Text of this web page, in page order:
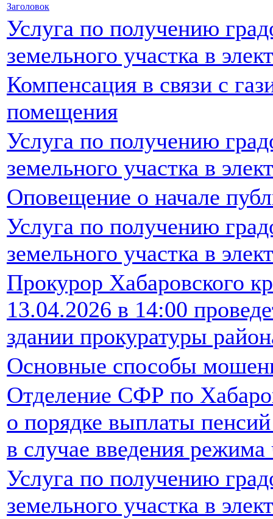
Заголовок
Услуга по получению
земельного участка в
Компенсация в связи с
помещения
Услуга по получению
земельного участка в
Оповещение о начале
Услуга по получению
земельного участка в
Прокурор Хабаровского
13.04.2026 в 14:00
здании прокуратуры
Основные способы
Отделение СФР по
о порядке выплаты
в случае введения
Услуга по получению
земельного участка в